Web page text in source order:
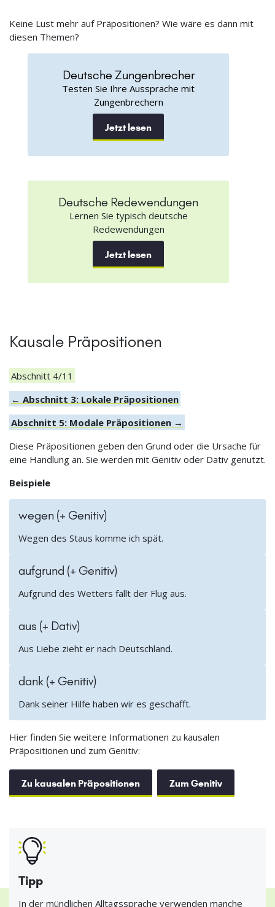
Keine Lust mehr auf Präpositionen? Wie wäre es dann mit
diesen Themen?
Deutsche Zungenbrecher
Testen Sie Ihre Aussprache mit
Zungenbrechern
Jetzt lesen
Deutsche Redewendungen
Lernen Sie typisch deutsche
Redewendungen
Jetzt lesen
Kausale Präpositionen
Abschnitt 4/11
← Abschnitt 3: Lokale Präpositionen
Abschnitt 5: Modale Präpositionen →
Diese Präpositionen geben den Grund oder die Ursache für
eine Handlung an. Sie werden mit Genitiv oder Dativ genutzt.
Beispiele
wegen (+ Genitiv)
Wegen des Staus komme ich spät.
aufgrund (+ Genitiv)
Aufgrund des Wetters fällt der Flug aus.
aus (+ Dativ)
Aus Liebe zieht er nach Deutschland.
dank (+ Genitiv)
Dank seiner Hilfe haben wir es geschafft.
Hier finden Sie weitere Informationen zu kausalen
Präpositionen und zum Genitiv:
Zu kausalen Präpositionen Zum Genitiv
Tipp
In der mündlichen Alltagssprache verwenden manche